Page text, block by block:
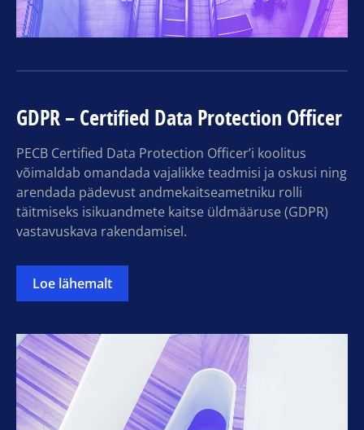
GDPR – Certified Data Protection Officer
PECB Certified Data Protection Officer’i koolitus
võimaldab omandada vajalikke teadmisi ja oskusi ning
arendada pädevust andmekaitseametniku rolli
täitmiseks isikuandmete kaitse üldmääruse (GDPR)
vastavuskava rakendamisel.
Loe lähemalt